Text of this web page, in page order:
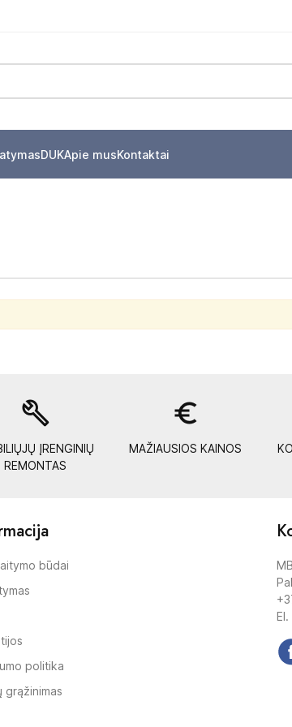
DUKApie musKontaktai
build
ĮRENGINIŲ
REMONTAS
euro_symbol
MAŽIAUSIOS KAINOS
būdai
politika
grąžinimas